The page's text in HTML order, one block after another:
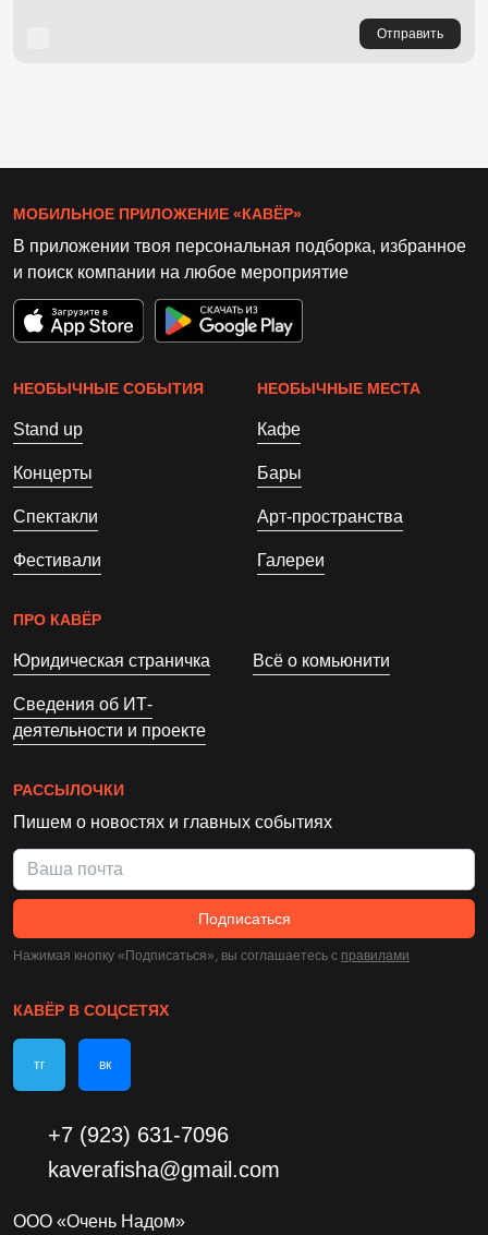
Отправить
МОБИЛЬНОЕ ПРИЛОЖЕНИЕ «КАВЁР»
В приложении твоя персональная подборка, избранное
и поиск компании на любое мероприятие
НЕОБЫЧНЫЕ СОБЫТИЯ
Stand up
Концерты
Спектакли
Фестивали
НЕОБЫЧНЫЕ МЕСТА
Кафе
Бары
Арт-пространства
Галереи
ПРО КАВЁР
Юридическая страничка Всё о комьюнити
Сведения об ИТ-
деятельности и проекте
РАССЫЛОЧКИ
Пишем о новостях и главных событиях
Подписаться
Нажимая кнопку «Подписаться», вы соглашаетесь c правилами
КАВЁР В СОЦСЕТЯХ
тг вк
+7 (923) 631-7096
kaverafisha@gmail.com
ООО «Очень Надом»